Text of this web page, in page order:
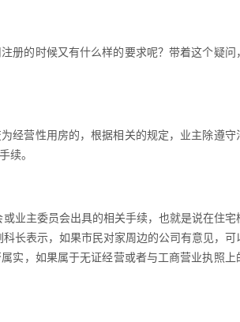
的时候又有什么样的要求呢？带着这个疑问，
营性用房的，根据相关的规定，业主除遵守
续。
业主委员会出具的相关手续，也就是说在住宅
长表示，如果市民对家周边的公司有意见，可
实，如果属于无证经营或者与工商营业执照上